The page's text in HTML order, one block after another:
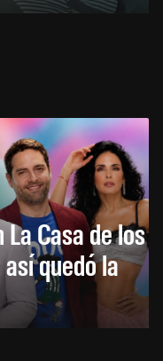
Casa de los
quedó la